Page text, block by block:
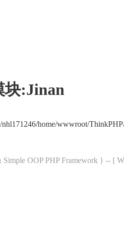
块:Jinan
home/wwwroot/
Simple OOP PHP Framework } -- [